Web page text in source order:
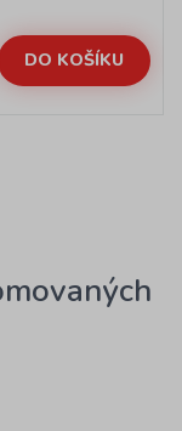
DO KOŠÍKU